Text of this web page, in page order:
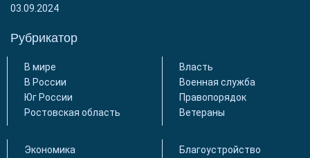
03.09.2024
Рубрикатор
В мире
В России
Юг России
Ростовская область
Власть
Военная служба
Правопорядок
Ветераны
Экономика
Благоустройство